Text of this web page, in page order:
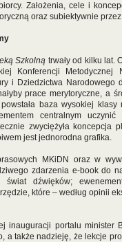
Założenia, cele i
oraz subiektywnie
Szkolną trwały od kilku lat.
Konferencji
i Dziedzictwa Narodowego
prace merytoryczne, a
baza wysokiej
centralnym
zwyciężyła koncepcja
jest jednorodna grafika.
MKiDN oraz w
zdarzenia e-book do
świat dźwięków;
które – według opinii
inauguracji portalu minister
a także nadzieję, że lekcje